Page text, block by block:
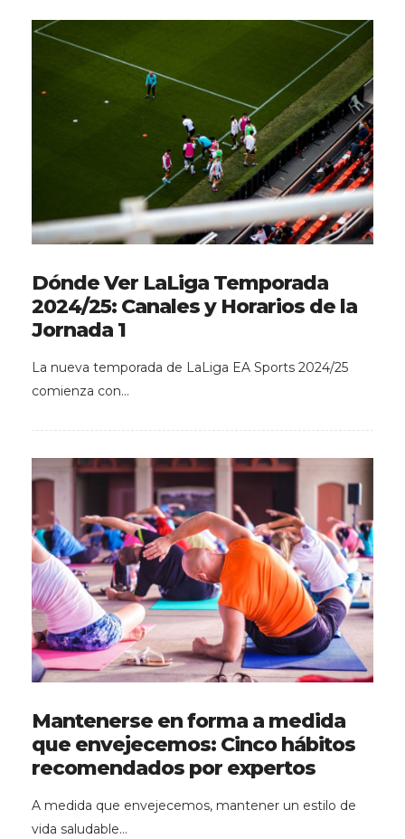
Dónde Ver LaLiga Temporada
2024/25: Canales y Horarios de la
Jornada 1
La nueva temporada de LaLiga EA Sports 2024/25
comienza con…
Mantenerse en forma a medida
que envejecemos: Cinco hábitos
recomendados por expertos
A medida que envejecemos, mantener un estilo de
vida saludable…